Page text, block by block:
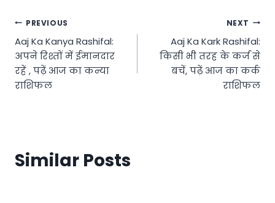
Post
navigation
PREVIOUS
Aaj Ka Kanya Rashifal:
अपने रिश्तों में ईमानदार
रहें , पढ़ें आज का कन्या
राशिफल
NEXT
Aaj Ka Kark Rashifal:
किसी भी तरह के कर्ज से
बचें, पढ़ें आज का कर्क
राशिफल
Similar Posts